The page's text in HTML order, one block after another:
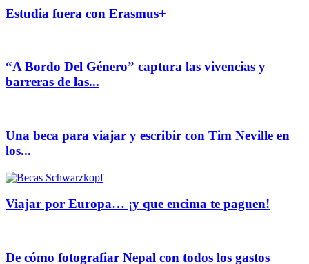
Estudia fuera con Erasmus+
“A Bordo Del Género” captura las vivencias y
barreras de las...
Una beca para viajar y escribir con Tim Neville en
los...
Viajar por Europa… ¡y que encima te paguen!
De cómo fotografiar Nepal con todos los gastos